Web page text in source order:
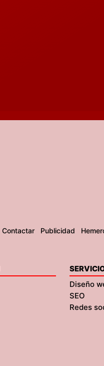
Contactar Publicidad
Diseño
SEO
Redes